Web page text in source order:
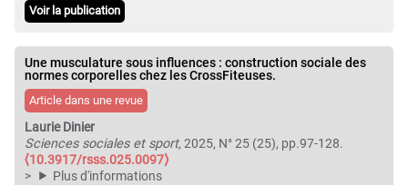
Voir la publication
Une musculature sous influences : construction sociale des
normes corporelles chez les CrossFiteuses.
Article dans une revue
Laurie Dinier
Sciences sociales et sport, 2025, N° 25 (25), pp.97-128.
⟨10.3917/rsss.025.0097⟩
Plus d'informations